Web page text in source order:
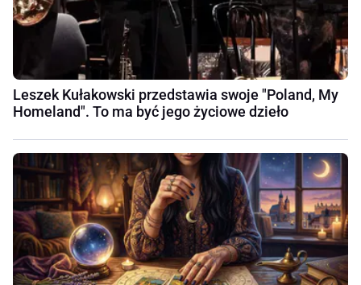
Leszek Kułakowski przedstawia swoje "Poland, My
Homeland". To ma być jego życiowe dzieło